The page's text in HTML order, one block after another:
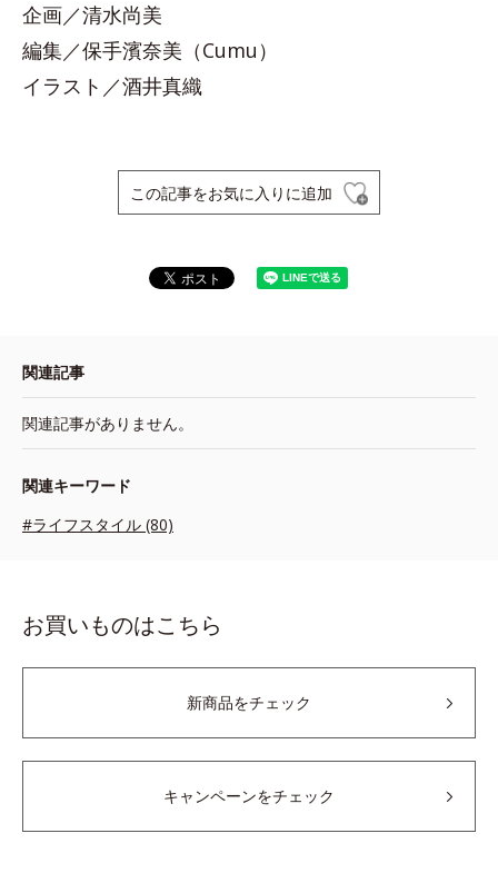
企画／清水尚美
編集／保手濱奈美（Cumu）
イラスト／酒井真織
この記事をお気に入りに追加
関連記事
関連記事がありません。
関連キーワード
#ライフスタイル (80)
お買いものはこちら
新商品をチェック
キャンペーンをチェック